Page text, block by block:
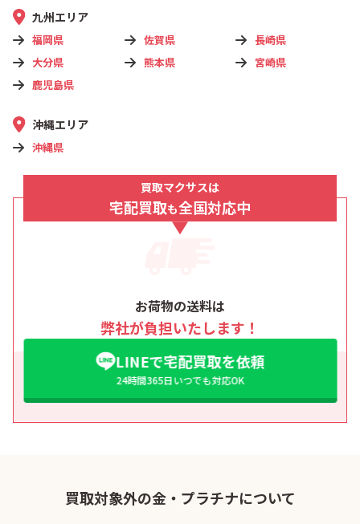
九州エリア
福岡県 佐賀県
長崎県
大分県
熊本県
宮崎県
鹿児島県
沖縄エリア
沖縄県
買取マクサスは
宅配買取も全国対応中
お荷物の送料は
弊社が負担いたします！
LINEで宅配買取を依頼
24時間365日いつでも対応OK
買取対象外の金・プラチナについて